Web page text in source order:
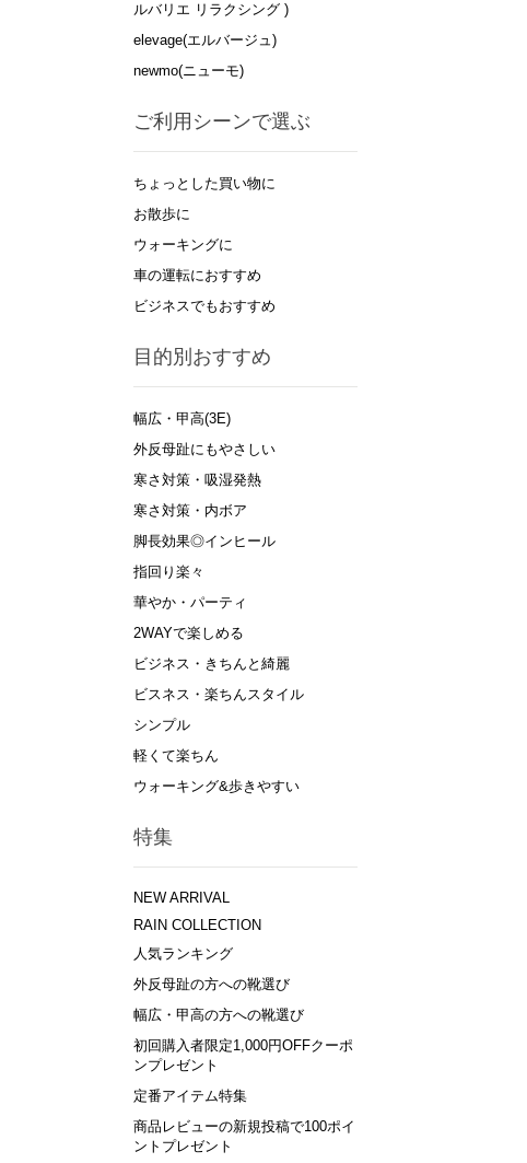
ルバリエ リラクシング )
elevage(エルバージュ)
newmo(ニューモ)
ご利用シーンで選ぶ
ちょっとした買い物に
お散歩に
ウォーキングに
車の運転におすすめ
ビジネスでもおすすめ
目的別おすすめ
幅広・甲高(3E)
外反母趾にもやさしい
寒さ対策・吸湿発熱
寒さ対策・内ボア
脚長効果◎インヒール
指回り楽々
華やか・パーティ
2WAYで楽しめる
ビジネス・きちんと綺麗
ビスネス・楽ちんスタイル
シンプル
軽くて楽ちん
ウォーキング&歩きやすい
特集
NEW ARRIVAL
RAIN COLLECTION
人気ランキング
外反母趾の方への靴選び
幅広・甲高の方への靴選び
初回購入者限定1,000円OFFクーポ
ンプレゼント
定番アイテム特集
商品レビューの新規投稿で100ポイ
ントプレゼント